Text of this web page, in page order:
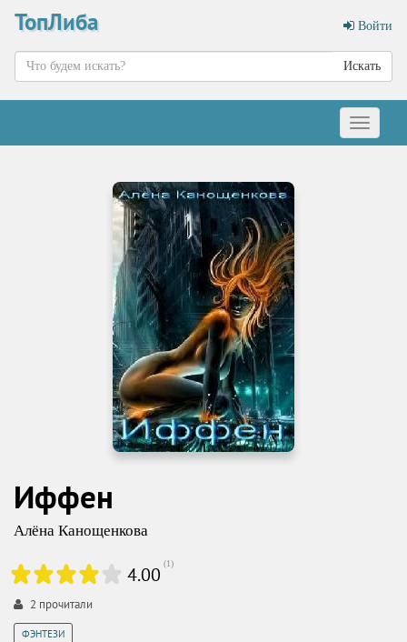
ТопЛиба Войти
Искать
Меню
Иффен
Алёна Канощенкова
4.00 (1)
2 прочитали
ФЭНТЕЗИ